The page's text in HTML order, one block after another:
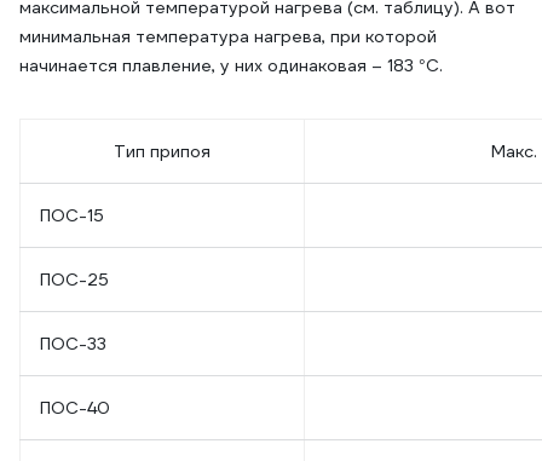
максимальной температурой нагрева (см. таблицу). А вот
минимальная температура нагрева, при которой
начинается плавление, у них одинаковая – 183 °С.
Тип припоя Макс.
ПОС-15
ПОС-25
ПОС-33
ПОС-40